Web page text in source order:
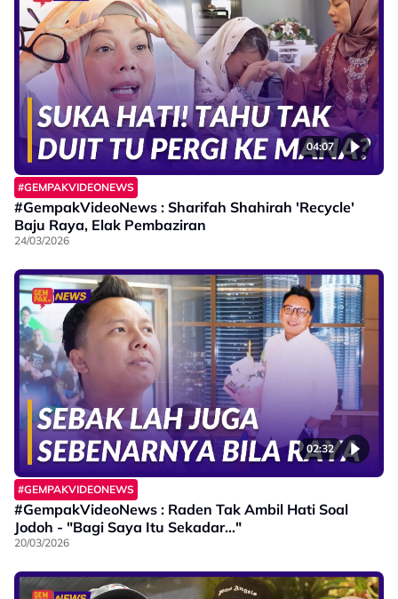
04:07
#GEMPAKVIDEONEWS
#GempakVideoNews : Sharifah Shahirah 'Recycle'
Baju Raya, Elak Pembaziran
24/03/2026
02:32
#GEMPAKVIDEONEWS
#GempakVideoNews : Raden Tak Ambil Hati Soal
Jodoh - "Bagi Saya Itu Sekadar..."
20/03/2026